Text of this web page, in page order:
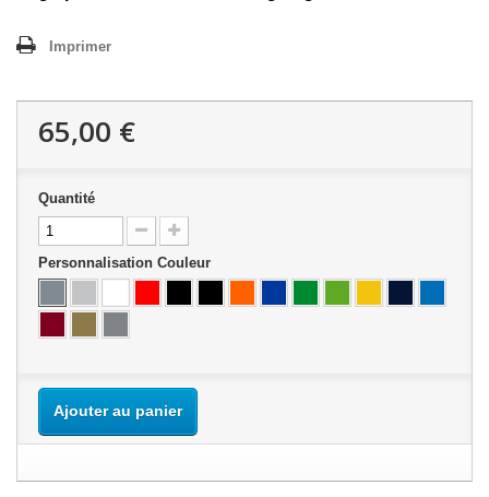
Imprimer
65,00 €
Quantité
Personnalisation Couleur
Ajouter au panier